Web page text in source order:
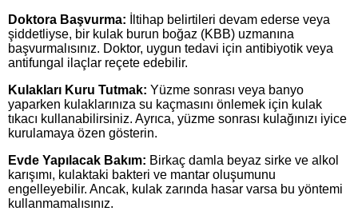
Doktora Başvurma: İltihap belirtileri devam ederse veya
şiddetliyse, bir kulak burun boğaz (KBB) uzmanına
başvurmalısınız. Doktor, uygun tedavi için antibiyotik veya
antifungal ilaçlar reçete edebilir.
Kulakları Kuru Tutmak: Yüzme sonrası veya banyo
yaparken kulaklarınıza su kaçmasını önlemek için kulak
tıkacı kullanabilirsiniz. Ayrıca, yüzme sonrası kulağınızı iyice
kurulamaya özen gösterin.
Evde Yapılacak Bakım: Birkaç damla beyaz sirke ve alkol
karışımı, kulaktaki bakteri ve mantar oluşumunu
engelleyebilir. Ancak, kulak zarında hasar varsa bu yöntemi
kullanmamalısınız.